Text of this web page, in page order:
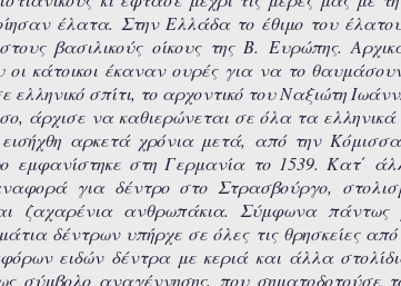
έλατα. Στην Ελλάδα το έθιμο του
βασιλικούς οίκους της Β. Ευρώπης.
κάτοικοι έκαναν ουρές για να το
ελληνικό σπίτι, το αρχοντικό του Ναξιώτη
άρχισε να καθιερώνεται σε όλα τα ελληνικά
αρκετά χρόνια μετά, από την
εμφανίστηκε στη Γερμανία το 1539. Κατ΄
για δέντρο στο Στρασβούργο,
ζαχαρένια ανθρωπάκια. Σύμφωνα πάντως
δέντρων υπήρχε σε όλες τις θρησκείες
ειδών δέντρα με κεριά και άλλα
σύμβολο αναγέννησης, που σηματοδοτούσε